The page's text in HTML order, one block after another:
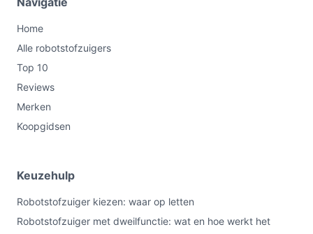
Home
Alle robotstofzuigers
Top 10
Reviews
Merken
Koopgidsen
Keuzehulp
Robotstofzuiger kiezen: waar op letten
Robotstofzuiger met dweilfunctie: wat en hoe werkt het